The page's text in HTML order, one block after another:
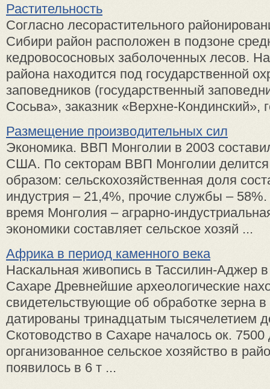
Растительность
Согласно лесорастительного
Сибири район расположен в подзоне
кедровососновых заболоченных лесов.
района находится под государственной
заповедников (государственный
Сосьва», заказник «Верхне-Кондинский»,
Размещение производительных сил
Экономика. ВВП Монголии в 2003
США. По секторам ВВП Монголии
образом: сельскохозяйственная доля
индустрия – 21,4%, прочие службы –
время Монголия – аграрно-
экономики составляет сельское хозяй ...
Африка в период каменного века
Наскальная живопись в Тассилин-Аджер
Сахаре Древнейшие археологические
свидетельствующие об обработке зерна
датированы тринадцатым тысячелетием
Скотоводство в Сахаре началось ок. 7500
организованное сельское хозяйство в
появилось в 6 т ...